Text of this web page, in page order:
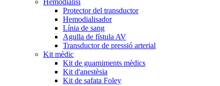
Hemodiàlisi
Protector del transductor
Hemodialisador
Línia de sang
Agulla de fístula AV
Transductor de pressió arterial
Kit mèdic
Kit de guarniments mèdics
Kit d'anestèsia
Kit de safata Foley